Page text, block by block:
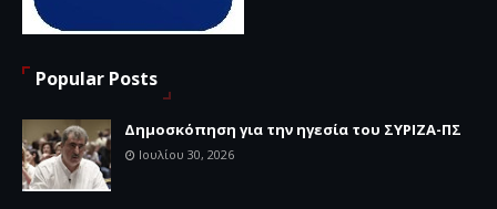
Popular Posts
Δημοσκόπηση για την ηγεσία του ΣΥΡΙΖΑ-ΠΣ
Ιουλίου 30, 2026